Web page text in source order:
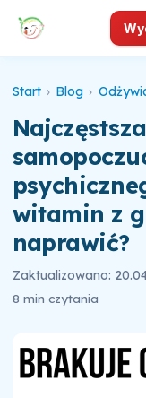
Start › Blog ›
witamin z
naprawić?
Zaktualizowano:
8 min czytania